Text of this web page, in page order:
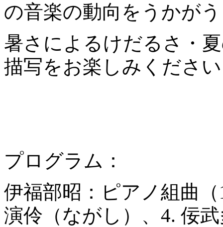
の音楽の動向をうかが
暑さによるけだるさ・
描写をお楽しみくださ
プログラム：
伊福部昭：ピアノ組曲
演伶（ながし）、4. 佞